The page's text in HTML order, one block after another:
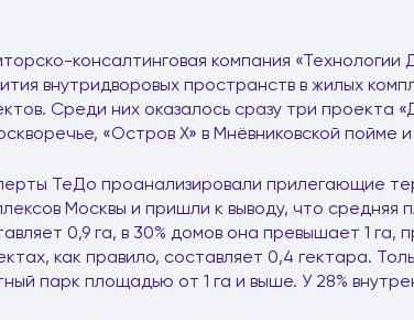
консалтинговая компания
внутридворовых пространств в жилых
Среди них оказалось сразу три проекта
«Остров X» в Мнёвниковской пойме и
ТеДо проанализировали прилегающие
Москвы и пришли к выводу, что
0,9 га, в 30% домов она превышает 1
как правило, составляет 0,4 гектара.
парк площадью от 1 га и выше. У 28%